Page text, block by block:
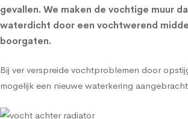
gevallen. We maken de vochtige muur
waterdicht door een vochtwerend
boorgaten.
Bij ver verspreide vochtproblemen door
mogelijk een nieuwe waterkering